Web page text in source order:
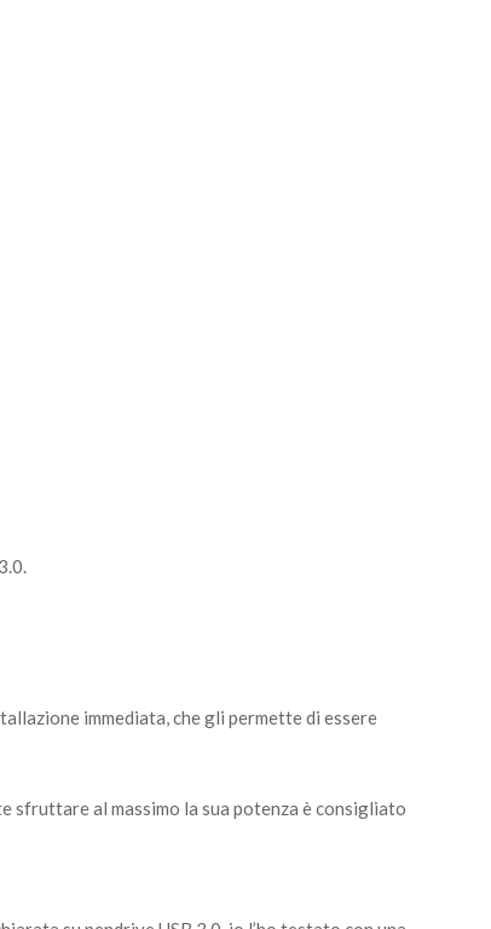
immediata, che gli permette di essere
sfruttare al massimo la sua potenza è consigliato